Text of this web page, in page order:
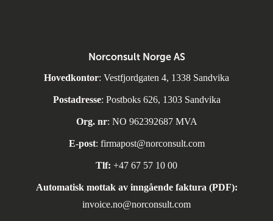
Norconsult Norge AS
Hovedkontor: Vestfjordgaten 4, 1338 Sandvika
Postadresse: Postboks 626, 1303 Sandvika
Org. nr: NO 962392687 MVA
E-post: firmapost@norconsult.com
Tlf: +47 67 57 10 00
Automatisk mottak av inngående faktura (PDF):
invoice.no@norconsult.com